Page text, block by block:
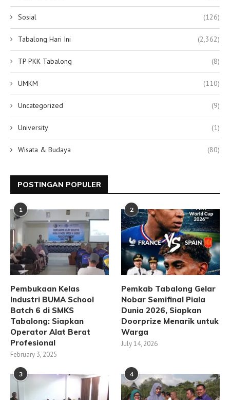
Sosial (126)
Tabalong Hari Ini (2,362)
TP PKK Tabalong (8)
UMKM (110)
Uncategorized (9)
University (1)
Wisata & Budaya (80)
POSTINGAN POPULER
1
Pembukaan Kelas
Industri BUMA School
Batch 6 di SMKS
Tabalong: Siapkan
Operator Alat Berat
Profesional
February 3, 2025
2
Pemkab Tabalong Gelar
Nobar Semifinal Piala
Dunia 2026, Siapkan
Doorprize Menarik untuk
Warga
July 14, 2026
3 4